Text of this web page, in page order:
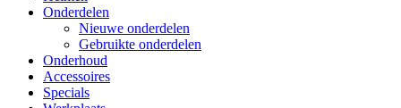
Onderdelen
Nieuwe onderdelen
Gebruikte onderdelen
Onderhoud
Accessoires
Specials